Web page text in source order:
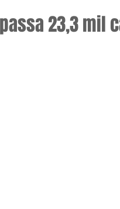
23,3 mil